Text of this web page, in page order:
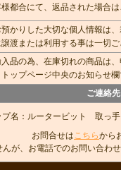
様都合にて、返品された場合
かりした大切な個人情報は
渡または利用する事は一切ご
品の為、在庫切れの商品は
ップページ中央のお知らせ欄
ご連絡先
プ名：ルータービット 取っ
お問合せはこちらから
が、お電話でのお問い合わ